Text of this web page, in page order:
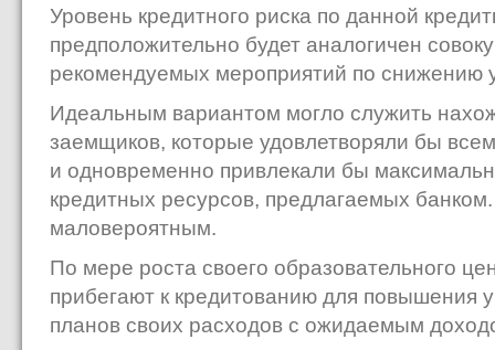
Уровень кредитного риска по данной
предположительно будет аналогичен
рекомендуемых мероприятий по снижению
Идеальным вариантом могло служить
заемщиков, которые удовлетворяли бы
и одновременно привлекали бы
кредитных ресурсов, предлагаемых
маловероятным.
По мере роста своего образовательного
прибегают к кредитованию для повышения
планов своих расходов с ожидаемым